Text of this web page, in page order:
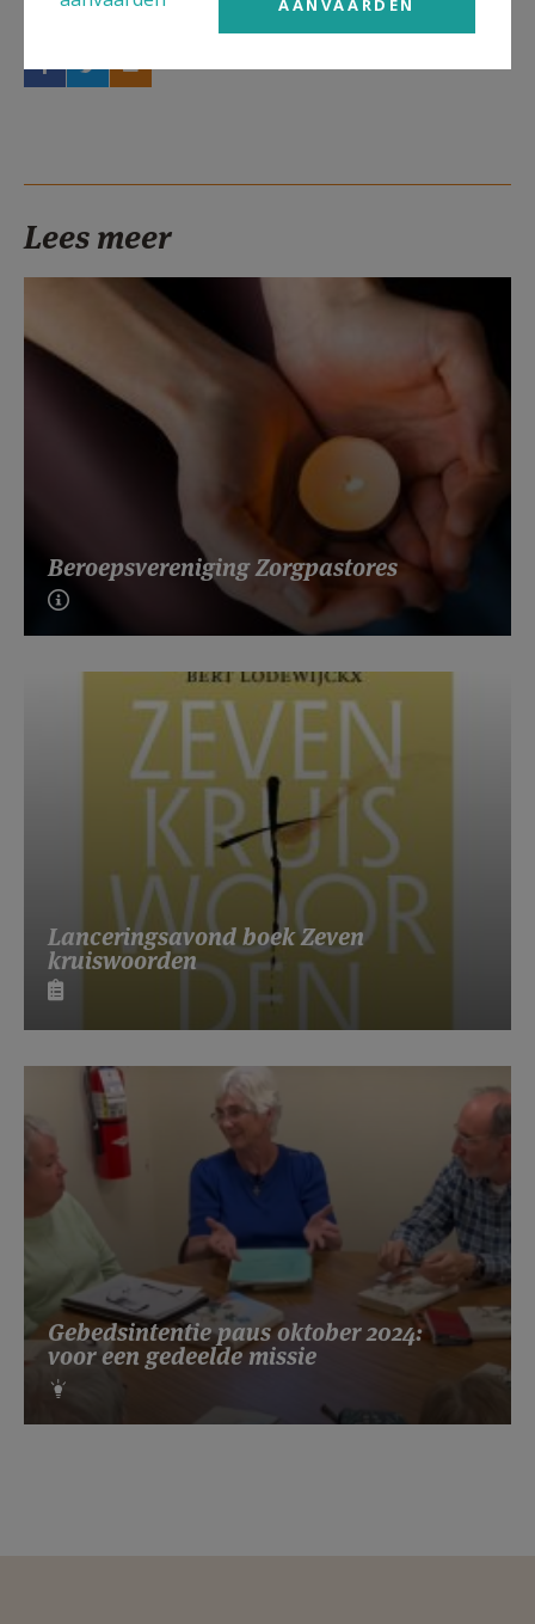
Deel dit artikel
Lees meer
Beroepsvereniging Zorgpastores
Lanceringsavond boek Zeven
kruiswoorden
Gebedsintentie paus oktober 2024:
voor een gedeelde missie
AANVAARDEN